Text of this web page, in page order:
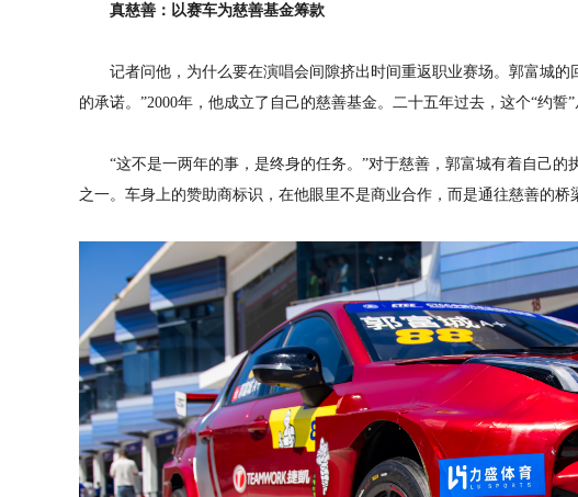
真慈善：以赛车为慈善基金筹款
记者问他，为什么要在演唱会间隙挤出时间重返职业赛场。郭富城的
的承诺。”2000年，他成立了自己的慈善基金。二十五年过去，这个“约誓”
“这不是一两年的事，是终身的任务。”对于慈善，郭富城有着自己
之一。车身上的赞助商标识，在他眼里不是商业合作，而是通往慈善的桥